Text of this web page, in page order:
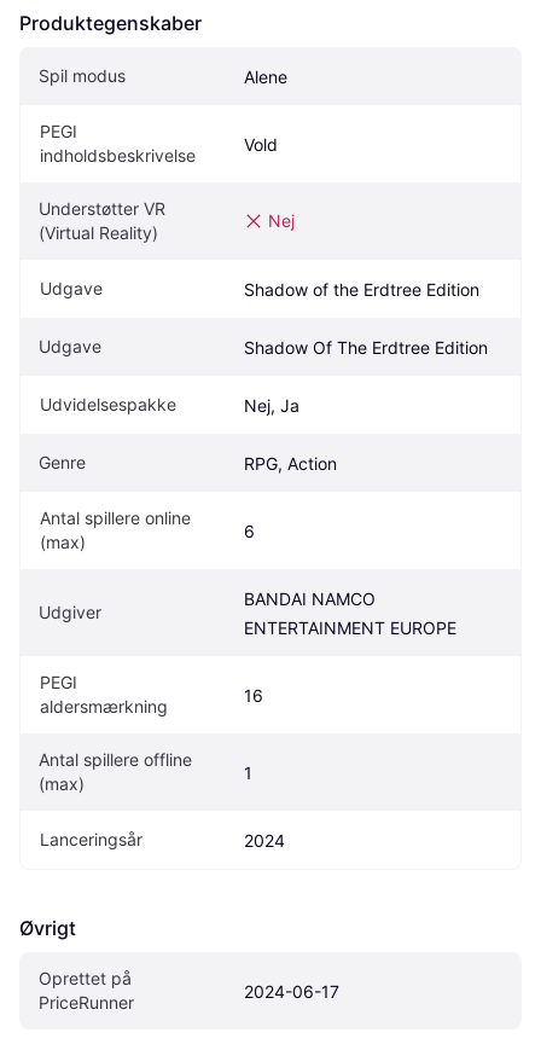
Produktegenskaber
Spil modus Alene
PEGI
indholdsbeskrivelse
Vold
Understøtter VR
(Virtual Reality)
Nej
Udgave Shadow of the Erdtree Edition
Udgave Shadow Of The Erdtree Edition
Udvidelsespakke Nej, Ja
Genre RPG, Action
Antal spillere online
(max)
6
Udgiver
BANDAI NAMCO
ENTERTAINMENT EUROPE
PEGI
aldersmærkning
16
Antal spillere offline
(max)
1
Lanceringsår 2024
Øvrigt
Oprettet på
PriceRunner
2024-06-17